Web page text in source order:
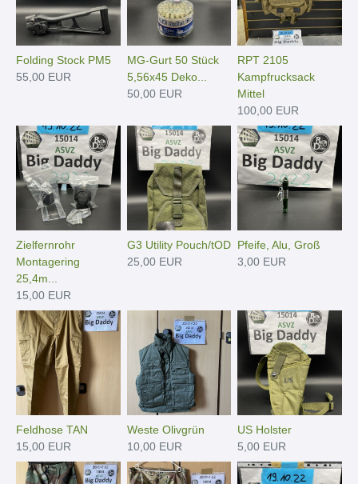
Folding Stock PM5
55,00 EUR
MG-Gurt 50 Stück
5,56x45 Deko...
50,00 EUR
RPT 2105
Kampfrucksack
Mittel
100,00 EUR
Zielfernrohr
Montagering
25,4m...
15,00 EUR
G3 Utility Pouch/tOD
25,00 EUR
Pfeife, Alu, Groß
3,00 EUR
Feldhose TAN
15,00 EUR
Weste Olivgrün
10,00 EUR
US Holster
5,00 EUR